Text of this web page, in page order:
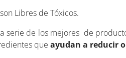
Libres de Tóxicos.
serie de los mejores de
que ayudan a reducir